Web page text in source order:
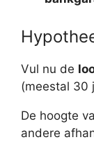
Vul nu de
(meestal 30
De hoogte
andere